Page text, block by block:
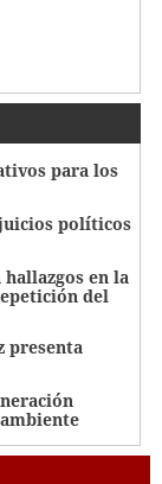
para los
juicios políticos
en la
del
presenta